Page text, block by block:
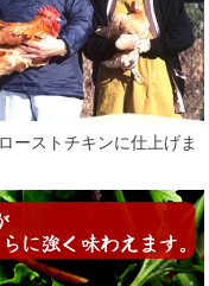
ーストチキンに仕上げま